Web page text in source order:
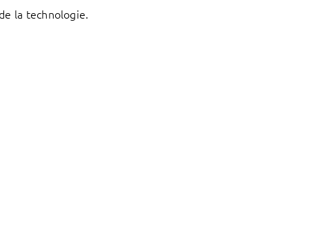
la technologie.